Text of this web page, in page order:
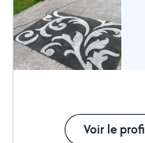
d'impôt de 50% sur
facture . N'hésitez
renseignements.
Voir le